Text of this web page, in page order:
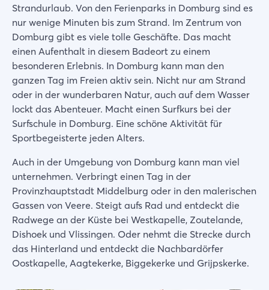
Strandurlaub. Von den Ferienparks in Domburg sind es
nur wenige Minuten bis zum Strand. Im Zentrum von
Domburg gibt es viele tolle Geschäfte. Das macht
einen Aufenthalt in diesem Badeort zu einem
besonderen Erlebnis. In Domburg kann man den
ganzen Tag im Freien aktiv sein. Nicht nur am Strand
oder in der wunderbaren Natur, auch auf dem Wasser
lockt das Abenteuer. Macht einen Surfkurs bei der
Surfschule in Domburg. Eine schöne Aktivität für
Sportbegeisterte jeden Alters.
Auch in der Umgebung von Domburg kann man viel
unternehmen. Verbringt einen Tag in der
Provinzhauptstadt Middelburg oder in den malerischen
Gassen von Veere. Steigt aufs Rad und entdeckt die
Radwege an der Küste bei Westkapelle, Zoutelande,
Dishoek und Vlissingen. Oder nehmt die Strecke durch
das Hinterland und entdeckt die Nachbardörfer
Oostkapelle, Aagtekerke, Biggekerke und Grijpskerke.